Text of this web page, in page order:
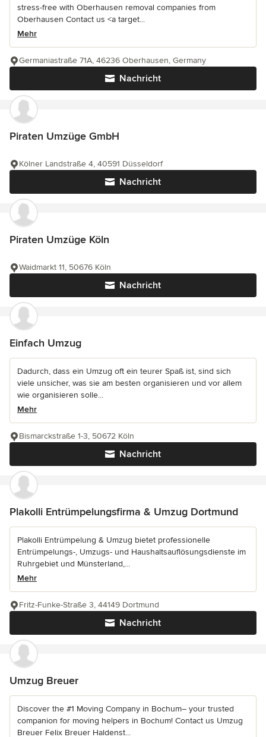
stress-free with Oberhausen removal companies from
Oberhausen Contact us <a target...
Mehr
Nachricht
Germaniastraße 71A, 46236 Oberhausen, Germany
Piraten Umzüge GmbH
Nachricht
Kölner Landstraße 4, 40591 Düsseldorf
Piraten Umzüge Köln
Nachricht
Waidmarkt 11, 50676 Köln
Einfach Umzug
Dadurch, dass ein Umzug oft ein teurer Spaß ist, sind sich
viele unsicher, was sie am besten organisieren und vor allem
wie organisieren solle...
Mehr
Nachricht
Bismarckstraße 1-3, 50672 Köln
Plakolli Entrümpelungsfirma & Umzug Dortmund
Plakolli Entrümpelung & Umzug bietet professionelle
Entrümpelungs-, Umzugs- und Haushaltsauflösungsdienste im
Ruhrgebiet und Münsterland,...
Mehr
Nachricht
Fritz-Funke-Straße 3, 44149 Dortmund
Umzug Breuer
Discover the #1 Moving Company in Bochum– your trusted
companion for moving helpers in Bochum! Contact us Umzug
Breuer Felix Breuer Haldenst...